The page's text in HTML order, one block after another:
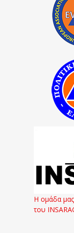
Η ομάδα
του